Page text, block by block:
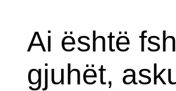
Ai është
gjuhët,